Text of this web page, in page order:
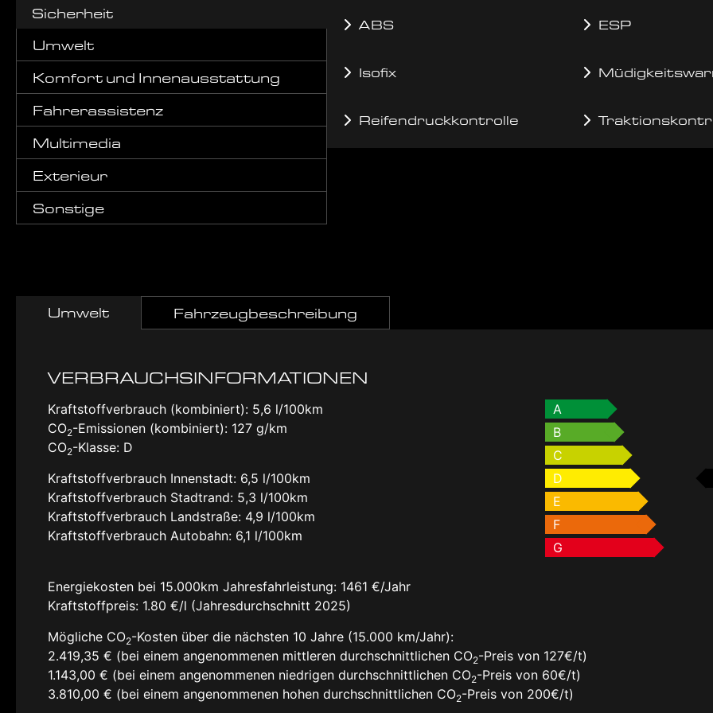
Sicherheit
Umwelt
Komfort und Innenausstattung
Fahrerassistenz
Multimedia
Exterieur
Sonstige
ABS ESP
Isofix
Reifendruckkontrolle
Umwelt Fahrzeugbeschreibung
VERBRAUCHSINFORMATIONEN
Kraftstoffverbrauch (kombiniert): 5,6 l/100km
CO2-Emissionen (kombiniert): 127 g/km
CO2-Klasse: D
Kraftstoffverbrauch Innenstadt: 6,5 l/100km
Kraftstoffverbrauch Stadtrand: 5,3 l/100km
Kraftstoffverbrauch Landstraße: 4,9 l/100km
Kraftstoffverbrauch Autobahn: 6,1 l/100km
A
B
C
D
E
F
G
Energiekosten bei 15.000km Jahresfahrleistung: 1461 €/Jahr
Kraftstoffpreis: 1.80 €/l (Jahresdurchschnitt 2025)
Mögliche CO2-Kosten über die nächsten 10 Jahre (15.000 km/Jahr):
2.419,35 € (bei einem angenommenen mittleren durchschnittlichen CO2-Preis von 127€/t)
1.143,00 € (bei einem angenommenen niedrigen durchschnittlichen CO2-Preis von 60€/t)
3.810,00 € (bei einem angenommenen hohen durchschnittlichen CO2-Preis von 200€/t)